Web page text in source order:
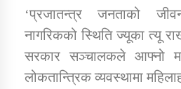
‘प्रजातन्त्र जनताको
नागरिकको स्थिति ज्यूका त्यू
सरकार सञ्चालकले आफ्नो
लोकतान्त्रिक व्यवस्थामा